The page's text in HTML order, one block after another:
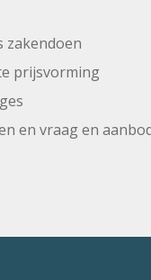
zakendoen
prijsvorming
en vraag en